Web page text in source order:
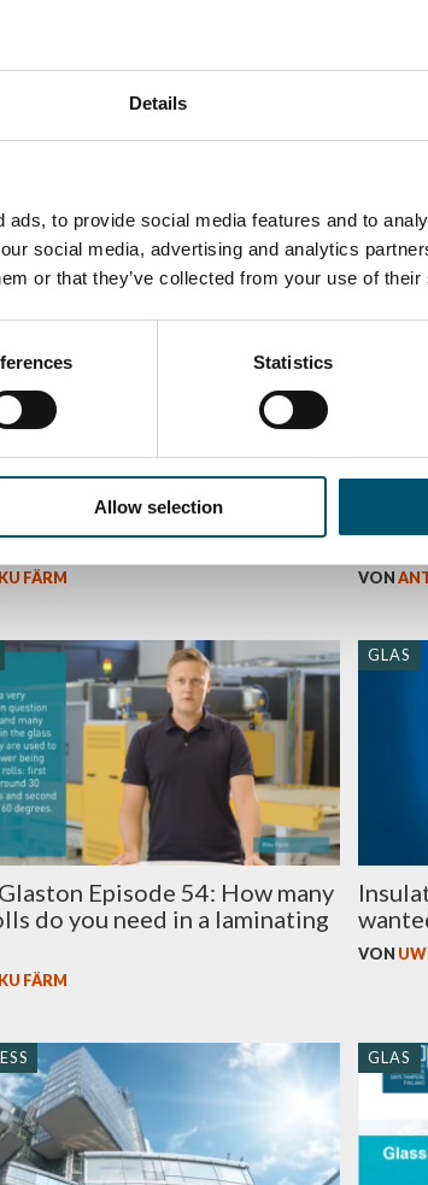
Details
to provide social media features and to
social media, advertising and analytics
or that they’ve collected from your use of
Statistics
Allow selection
in windshield bending
IMMONEN
Episode 58: Why is
different to laminate
PVB?
FÄRM
GLAS
VON
Episode 54: How many
do you need in a laminating
FÄRM
GLAS
VON
GLAS